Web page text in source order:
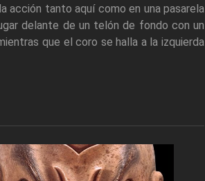
acción tanto aquí como en una pasarela
delante de un telón de fondo con un
que el coro se halla a la izquierda